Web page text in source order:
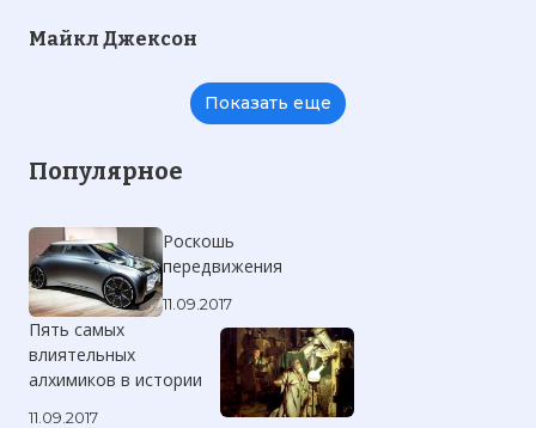
Майкл Джексон
Показать еще
Популярное
Роскошь
передвижения
11.09.2017
Пять самых
влиятельных
алхимиков в истории
11.09.2017